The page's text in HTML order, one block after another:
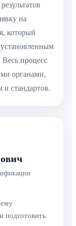
на
который
установленным
Весь процесс
органами,
и стандартов.
подготовить